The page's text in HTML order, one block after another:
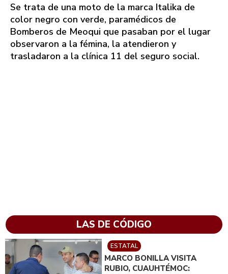
Se trata de una moto de la marca Italika de
color negro con verde, paramédicos de
Bomberos de Meoqui que pasaban por el lugar
observaron a la fémina, la atendieron y
trasladaron a la clínica 11 del seguro social.
LAS DE CÓDIGO
ESTATAL
MARCO BONILLA VISITA
RUBIO, CUAUHTÉMOC: